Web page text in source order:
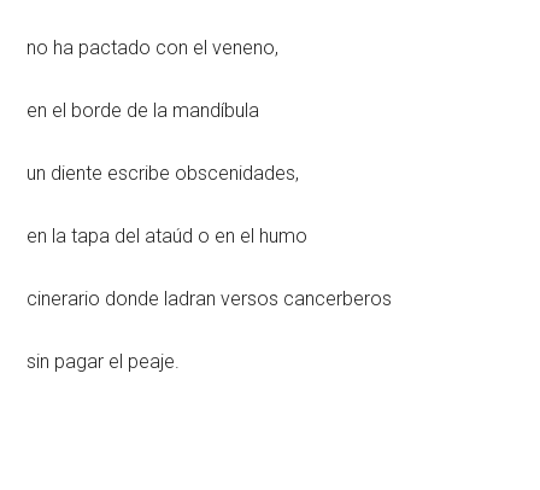
no ha pactado con el veneno,
en el borde de la mandíbula
un diente escribe obscenidades,
en la tapa del ataúd o en el humo
cinerario donde ladran versos cancerberos
sin pagar el peaje.